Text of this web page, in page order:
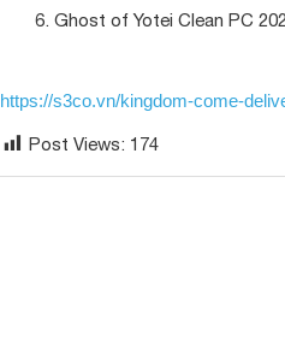
Ghost of Yotei Clean PC
https://s3co.vn/kingdom-come-
Post Views: 174